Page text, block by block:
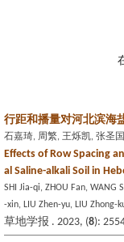
行距和播量对河北滨海
石嘉琦, 周繁, 王烁凯, 张圣
Effects of Row Spacing
al Saline-alkali Soil in
SHI Jia-qi, ZHOU Fan, WANG
-xin, LIU Zhen-yu, LIU Zhong-
草地学报 . 2023, (8):